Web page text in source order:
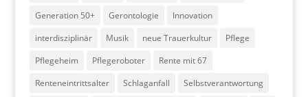
Generation 50+
Gerontologie
Innovation
interdisziplinär
Musik neue Trauerkultur
Pflege
Pflegeheim
Pflegeroboter
Rente mit 67
Renteneintrittsalter
Schlaganfall
Selbstverantwortung